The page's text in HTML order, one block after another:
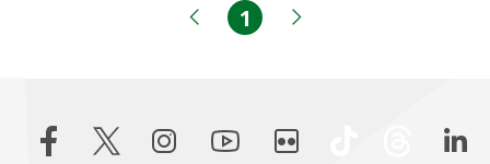
Página anterior
Página
1